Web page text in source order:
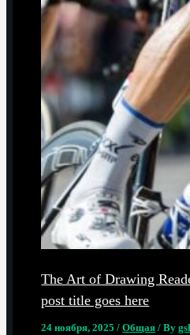
The Art of Drawing
post title goes here
24 ноября, 2025/Общая / By